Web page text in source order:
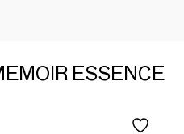
ESSENCE